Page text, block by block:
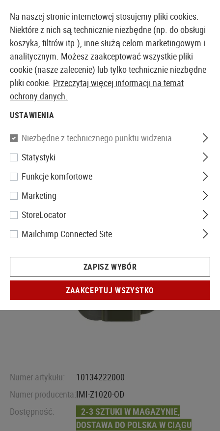
EUROPEJSKI AIRSOFT SKLEP I HURTOWNIA
Strona główna
Roto Paddle Holster for Glock
19
Numer artykułu:
10134222000
Numer producenta:IMI-Z1020-OD
Dostępność:
2-3 SZTUKI W MAGAZYNIE,
DOSTAWA DO POLSKA W CIĄGU
Na naszej stronie internetowej stosujemy pliki cookies.
Niektóre z nich są technicznie niezbędne (np. do obsługi
koszyka, filtrów itp.), inne służą celom marketingowym i
analitycznym. Możesz zaakceptować wszystkie pliki
cookie (nasze zalecenie) lub tylko technicznie niezbędne
pliki cookie. Przeczytaj więcej informacji na temat
ochrony danych.
USTAWIENIA
Niezbędne z technicznego punktu widzenia
Statystyki
Funkcje komfortowe
Marketing
StoreLocator
Mailchimp Connected Site
ZAPISZ WYBÓR
ZAAKCEPTUJ WSZYSTKO